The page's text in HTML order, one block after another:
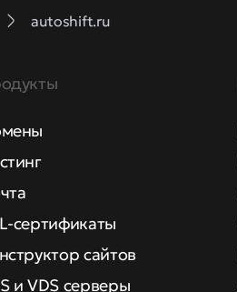
autoshift.ru
сертификаты
сайтов
и VDS серверы